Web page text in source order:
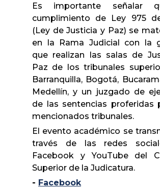
Es importante señalar
cumplimiento de Ley 975
(Ley de Justicia y Paz) se
en la Rama Judicial con la
que realizan las salas de
Paz de los tribunales
Barranquilla, Bogotá,
Medellín, y un juzgado de
de las sentencias proferidas
mencionados tribunales.
El evento académico se
través de las redes
Facebook y YouTube del
Superior de la Judicatura.
- Facebook